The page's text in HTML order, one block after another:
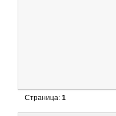
Страница:1